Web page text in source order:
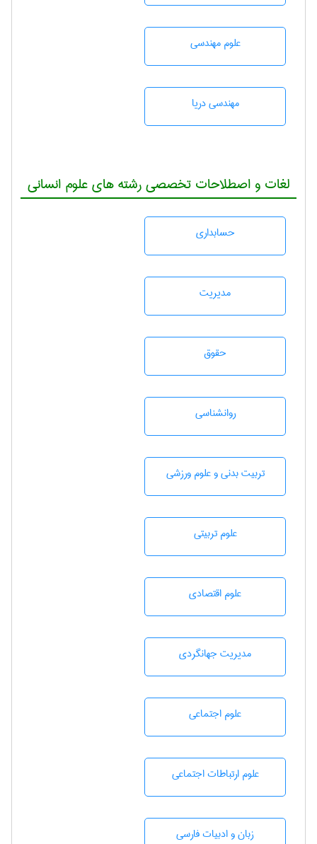
علوم مهندسی
مهندسی دریا
لغات و اصطلاحات تخصصی رشته های علوم انسانی
حسابداری
مديريت
حقوق
روانشناسی
تربيت بدنی و علوم ورزشی
علوم تربيتی
علوم اقتصادی
مديريت جهانگردی
علوم اجتماعی
علوم ارتباطات اجتماعی
زبان و ادبيات فارسی